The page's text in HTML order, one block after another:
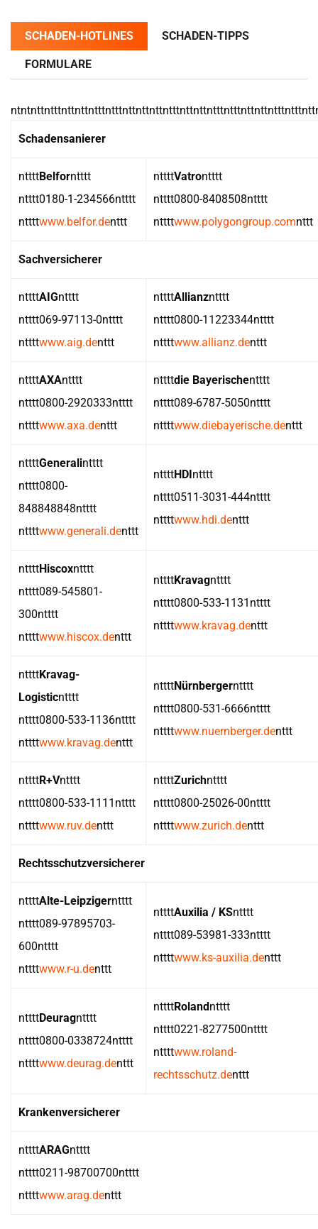
SCHADEN-HOTLINES SCHADEN-TIPPS
FORMULARE
Schadensanierer
nttttBelforntttt
ntttt0180-1-234566ntttt
nttttwww.belfor.denttt
nttttVatrontttt
ntttt0800-8408508ntttt
nttttwww.polygongroup.comnttt
Sachversicherer
nttttAIGntttt
ntttt069-97113-0ntttt
nttttwww.aig.denttt
nttttAllianzntttt
ntttt0800-11223344ntttt
nttttwww.allianz.denttt
nttttAXAntttt
ntttt0800-2920333ntttt
nttttwww.axa.denttt
nttttdie Bayerischentttt
ntttt089-6787-5050ntttt
nttttwww.diebayerische.denttt
nttttGeneralintttt
ntttt0800-
848848848ntttt
nttttwww.generali.denttt
nttttHDIntttt
ntttt0511-3031-444ntttt
nttttwww.hdi.denttt
nttttHiscoxntttt
ntttt089-545801-
300ntttt
nttttwww.hiscox.denttt
nttttKravagntttt
ntttt0800-533-1131ntttt
nttttwww.kravag.denttt
nttttKravag-
Logisticntttt
ntttt0800-533-1136ntttt
nttttwww.kravag.denttt
nttttNürnbergerntttt
ntttt0800-531-6666ntttt
nttttwww.nuernberger.denttt
nttttR+Vntttt
ntttt0800-533-1111ntttt
nttttwww.ruv.denttt
nttttZurichntttt
ntttt0800-25026-00ntttt
nttttwww.zurich.denttt
Rechtsschutzversicherer
nttttAlte-Leipzigerntttt
ntttt089-97895703-
600ntttt
nttttwww.r-u.denttt
nttttAuxilia / KSntttt
ntttt089-53981-333ntttt
nttttwww.ks-auxilia.denttt
nttttDeuragntttt
ntttt0800-0338724ntttt
nttttwww.deurag.denttt
nttttRolandntttt
ntttt0221-8277500ntttt
nttttwww.roland-
rechtsschutz.denttt
Krankenversicherer
nttttARAGntttt
ntttt0211-98700700ntttt
nttttwww.arag.denttt